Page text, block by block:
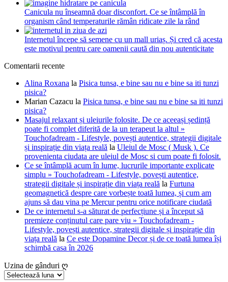
Canicula nu înseamnă doar disconfort. Ce se întâmplă în
organism când temperaturile rămân ridicate zile la rând
Internetul începe să semene cu un mall uriaș. Și cred că acesta
este motivul pentru care oamenii caută din nou autenticitate
Comentarii recente
Alina Roxana la Pisica tunsa, e bine sau nu e bine sa iti tunzi
pisica?
Marian Cazacu la Pisica tunsa, e bine sau nu e bine sa iti tunzi
pisica?
Masajul relaxant și uleiurile folosite. De ce aceeași ședință
poate fi complet diferită de la un terapeut la altul »
Touchofadream - Lifestyle, povești autentice, strategii digitale
și inspirație din viața reală la Uleiul de Mosc ( Musk ). Ce
provenienta ciudata are uleiul de Mosc si cum poate fi folosit.
Ce se întâmplă acum în lume, lucrurile importante explicate
simplu » Touchofadream - Lifestyle, povești autentice,
strategii digitale și inspirație din viața reală la Furtuna
geomagnetică despre care vorbește toată lumea, și cum am
ajuns să dau vina pe Mercur pentru orice notificare ciudată
De ce internetul s-a săturat de perfecțiune și a început să
premieze conținutul care pare viu » Touchofadream -
Lifestyle, povești autentice, strategii digitale și inspirație din
viața reală la Ce este Dopamine Decor și de ce toată lumea își
schimbă casa în 2026
Uzina de gânduri ღ
Uzina